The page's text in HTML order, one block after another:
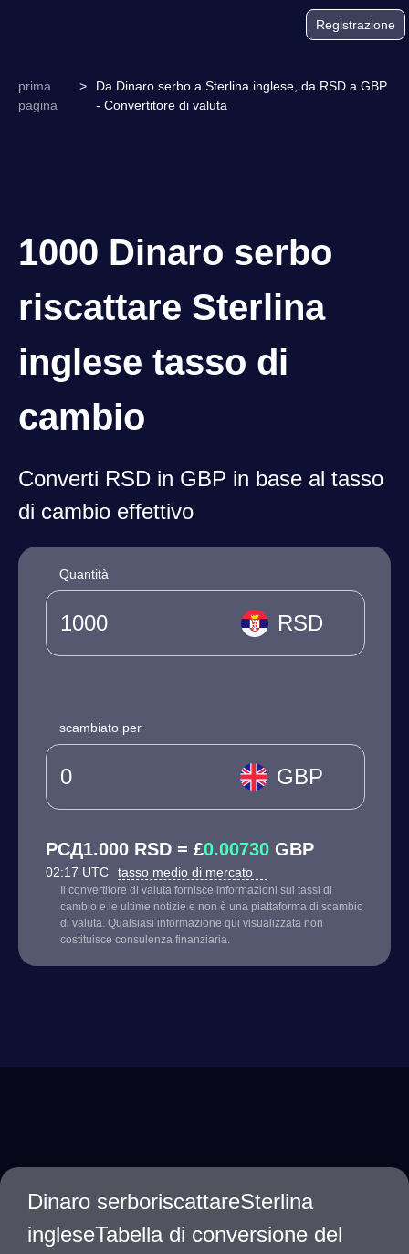
Registrazione
prima
pagina
>
Da Dinaro serbo a Sterlina inglese, da RSD a GBP
- Convertitore di valuta
1000 Dinaro serbo
riscattare Sterlina
inglese tasso di
cambio
Converti RSD in GBP in base al tasso
di cambio effettivo
Quantità
RSD
scambiato per
GBP
РСД1.000 RSD = £0.00730 GBP
02:17 UTC tasso medio di mercato
Il convertitore di valuta fornisce informazioni sui tassi di
cambio e le ultime notizie e non è una piattaforma di scambio
di valuta. Qualsiasi informazione qui visualizzata non
costituisce consulenza finanziaria.
Dinaro serboriscattareSterlina
ingleseTabella di conversione del